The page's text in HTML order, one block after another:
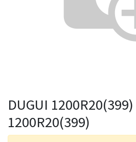
DUGUI
1200R20(399)